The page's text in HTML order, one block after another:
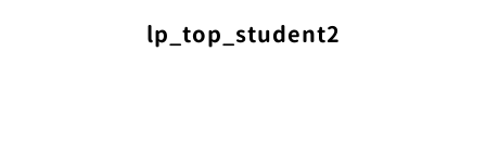
lp_top_student2